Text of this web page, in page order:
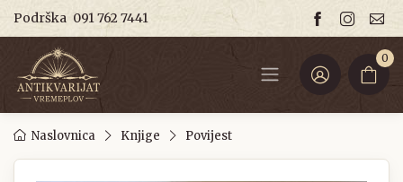
Podrška 091 762 7441
0
Naslovnica Knjige Povijest